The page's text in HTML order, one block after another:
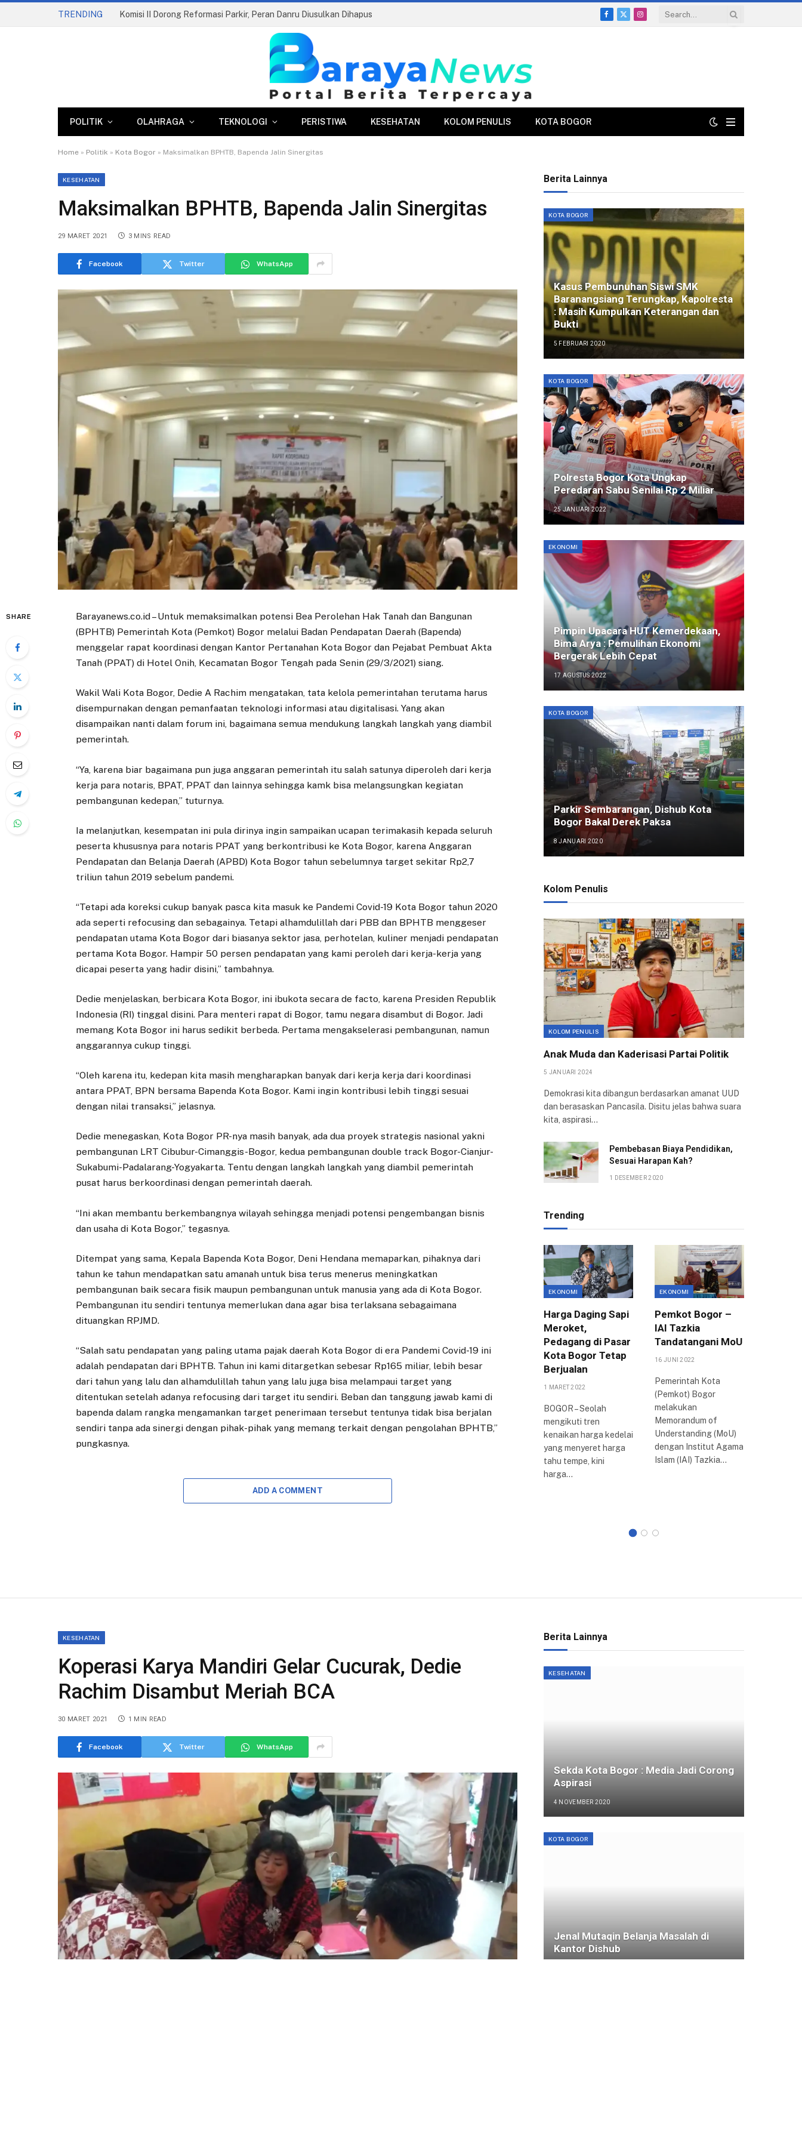
TRENDING Komisi II Dorong Reformasi Parkir, Peran Danru Diusulkan Dihapus
Facebook
X
Instagram
POLITIK OLAHRAGA TEKNOLOGI PERISTIWA KESEHATAN KOLOM PENULIS KOTA BOGOR
Home » Politik » Kota Bogor » Maksimalkan BPHTB, Bapenda Jalin Sinergitas
KESEHATAN
Maksimalkan BPHTB, Bapenda Jalin Sinergitas
29 MARET 2021 3 MINS READ
Facebook Twitter WhatsApp
SHARE
Barayanews.co.id – Untuk memaksimalkan potensi Bea Perolehan Hak Tanah dan Bangunan
(BPHTB) Pemerintah Kota (Pemkot) Bogor melalui Badan Pendapatan Daerah (Bapenda)
menggelar rapat koordinasi dengan Kantor Pertanahan Kota Bogor dan Pejabat Pembuat Akta
Tanah (PPAT) di Hotel Onih, Kecamatan Bogor Tengah pada Senin (29/3/2021) siang.
Wakil Wali Kota Bogor, Dedie A Rachim mengatakan, tata kelola pemerintahan terutama harus
disempurnakan dengan pemanfaatan teknologi informasi atau digitalisasi. Yang akan
disampaikan nanti dalam forum ini, bagaimana semua mendukung langkah langkah yang diambil
pemerintah.
“Ya, karena biar bagaimana pun juga anggaran pemerintah itu salah satunya diperoleh dari kerja
kerja para notaris, BPAT, PPAT dan lainnya sehingga kamk bisa melangsungkan kegiatan
pembangunan kedepan,” tuturnya.
Ia melanjutkan, kesempatan ini pula dirinya ingin sampaikan ucapan terimakasih kepada seluruh
peserta khususnya para notaris PPAT yang berkontribusi ke Kota Bogor, karena Anggaran
Pendapatan dan Belanja Daerah (APBD) Kota Bogor tahun sebelumnya target sekitar Rp2,7
triliun tahun 2019 sebelum pandemi.
“Tetapi ada koreksi cukup banyak pasca kita masuk ke Pandemi Covid-19 Kota Bogor tahun 2020
ada seperti refocusing dan sebagainya. Tetapi alhamdulillah dari PBB dan BPHTB menggeser
pendapatan utama Kota Bogor dari biasanya sektor jasa, perhotelan, kuliner menjadi pendapatan
pertama Kota Bogor. Hampir 50 persen pendapatan yang kami peroleh dari kerja-kerja yang
dicapai peserta yang hadir disini,” tambahnya.
Dedie menjelaskan, berbicara Kota Bogor, ini ibukota secara de facto, karena Presiden Republik
Indonesia (RI) tinggal disini. Para menteri rapat di Bogor, tamu negara disambut di Bogor. Jadi
memang Kota Bogor ini harus sedikit berbeda. Pertama mengakselerasi pembangunan, namun
anggarannya cukup tinggi.
“Oleh karena itu, kedepan kita masih mengharapkan banyak dari kerja kerja dari koordinasi
antara PPAT, BPN bersama Bapenda Kota Bogor. Kami ingin kontribusi lebih tinggi sesuai
dengan nilai transaksi,” jelasnya.
Dedie menegaskan, Kota Bogor PR-nya masih banyak, ada dua proyek strategis nasional yakni
pembangunan LRT Cibubur-Cimanggis-Bogor, kedua pembangunan double track Bogor-Cianjur-
Sukabumi-Padalarang-Yogyakarta. Tentu dengan langkah langkah yang diambil pemerintah
pusat harus berkoordinasi dengan pemerintah daerah.
“Ini akan membantu berkembangnya wilayah sehingga menjadi potensi pengembangan bisnis
dan usaha di Kota Bogor,” tegasnya.
Ditempat yang sama, Kepala Bapenda Kota Bogor, Deni Hendana memaparkan, pihaknya dari
tahun ke tahun mendapatkan satu amanah untuk bisa terus menerus meningkatkan
pembangunan baik secara fisik maupun pembangunan untuk manusia yang ada di Kota Bogor.
Pembangunan itu sendiri tentunya memerlukan dana agar bisa terlaksana sebagaimana
dituangkan RPJMD.
“Salah satu pendapatan yang paling utama pajak daerah Kota Bogor di era Pandemi Covid-19 ini
adalah pendapatan dari BPHTB. Tahun ini kami ditargetkan sebesar Rp165 miliar, lebih besar
dari tahun yang lalu dan alhamdulillah tahun yang lalu juga bisa melampaui target yang
ditentukan setelah adanya refocusing dari target itu sendiri. Beban dan tanggung jawab kami di
bapenda dalam rangka mengamankan target penerimaan tersebut tentunya tidak bisa berjalan
sendiri tanpa ada sinergi dengan pihak-pihak yang memang terkait dengan pengolahan BPHTB,”
pungkasnya.
ADD A COMMENT
Berita Lainnya
KOTA BOGOR
Kasus Pembunuhan Siswi SMK
Baranangsiang Terungkap, Kapolresta
: Masih Kumpulkan Keterangan dan
Bukti
5 FEBRUARI 2020
KOTA BOGOR
Polresta Bogor Kota Ungkap
Peredaran Sabu Senilai Rp 2 Miliar
25 JANUARI 2022
EKONOMI
Pimpin Upacara HUT Kemerdekaan,
Bima Arya : Pemulihan Ekonomi
Bergerak Lebih Cepat
17 AGUSTUS 2022
KOTA BOGOR
Parkir Sembarangan, Dishub Kota
Bogor Bakal Derek Paksa
8 JANUARI 2020
Kolom Penulis
KOLOM PENULIS
Anak Muda dan Kaderisasi Partai Politik
5 JANUARI 2024
Demokrasi kita dibangun berdasarkan amanat UUD
dan berasaskan Pancasila. Disitu jelas bahwa suara
kita, aspirasi…
Pembebasan Biaya Pendidikan,
Sesuai Harapan Kah?
1 DESEMBER 2020
Trending
EKONOMI
Langkah Strategis
Tingkatkan Nilai
Aset
26 AGUSTUS 2025
BOGOR – Wali Kota
Bogor, Dedie A.
daerah agar dapat…
DAERAH
Wahana Ngalun di
Bendung
Katulampa
16 APRIL 2026
BOGOR – Kelurahan
EKONOMI
Harga Daging Sapi
Meroket,
Pedagang di Pasar
Kota Bogor Tetap
Berjualan
1 MARET 2022
BOGOR – Seolah
mengikuti tren
kenaikan harga kedelai
yang menyeret harga
tahu tempe, kini
harga…
EKONOMI
Pemkot Bogor –
IAI Tazkia
Tandatangani MoU
16 JUNI 2022
Pemerintah Kota
(Pemkot) Bogor
melakukan
Memorandum of
Understanding (MoU)
dengan Institut Agama
Islam (IAI) Tazkia…
KESEHATAN
Koperasi Karya Mandiri Gelar Cucurak, Dedie
Rachim Disambut Meriah BCA
30 MARET 2021 1 MIN READ
Facebook Twitter WhatsApp
Berita Lainnya
KESEHATAN
Sekda Kota Bogor : Media Jadi Corong
Aspirasi
4 NOVEMBER 2020
KOTA BOGOR
Jenal Mutaqin Belanja Masalah di
Kantor Dishub